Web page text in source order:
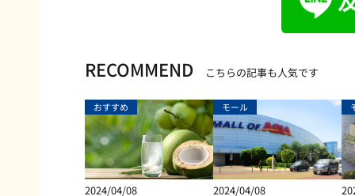
RECOMMEND こちらの記事も人気です
おすすめ
2024/04/08
モール
2024/04/08